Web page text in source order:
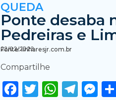
QUEDA
Ponte desaba
Pedreiras e
Fonte: linharesjr.com.br
22/03/2023
Compartilhe
Facebook
Twitter